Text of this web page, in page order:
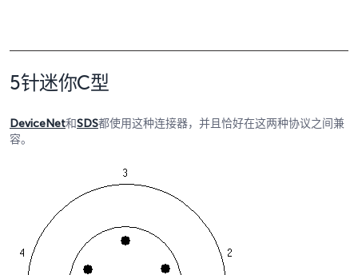
5针迷你C型
DeviceNet和SDS都使用这种连接器，并且恰好在这两种协议之间兼
容。